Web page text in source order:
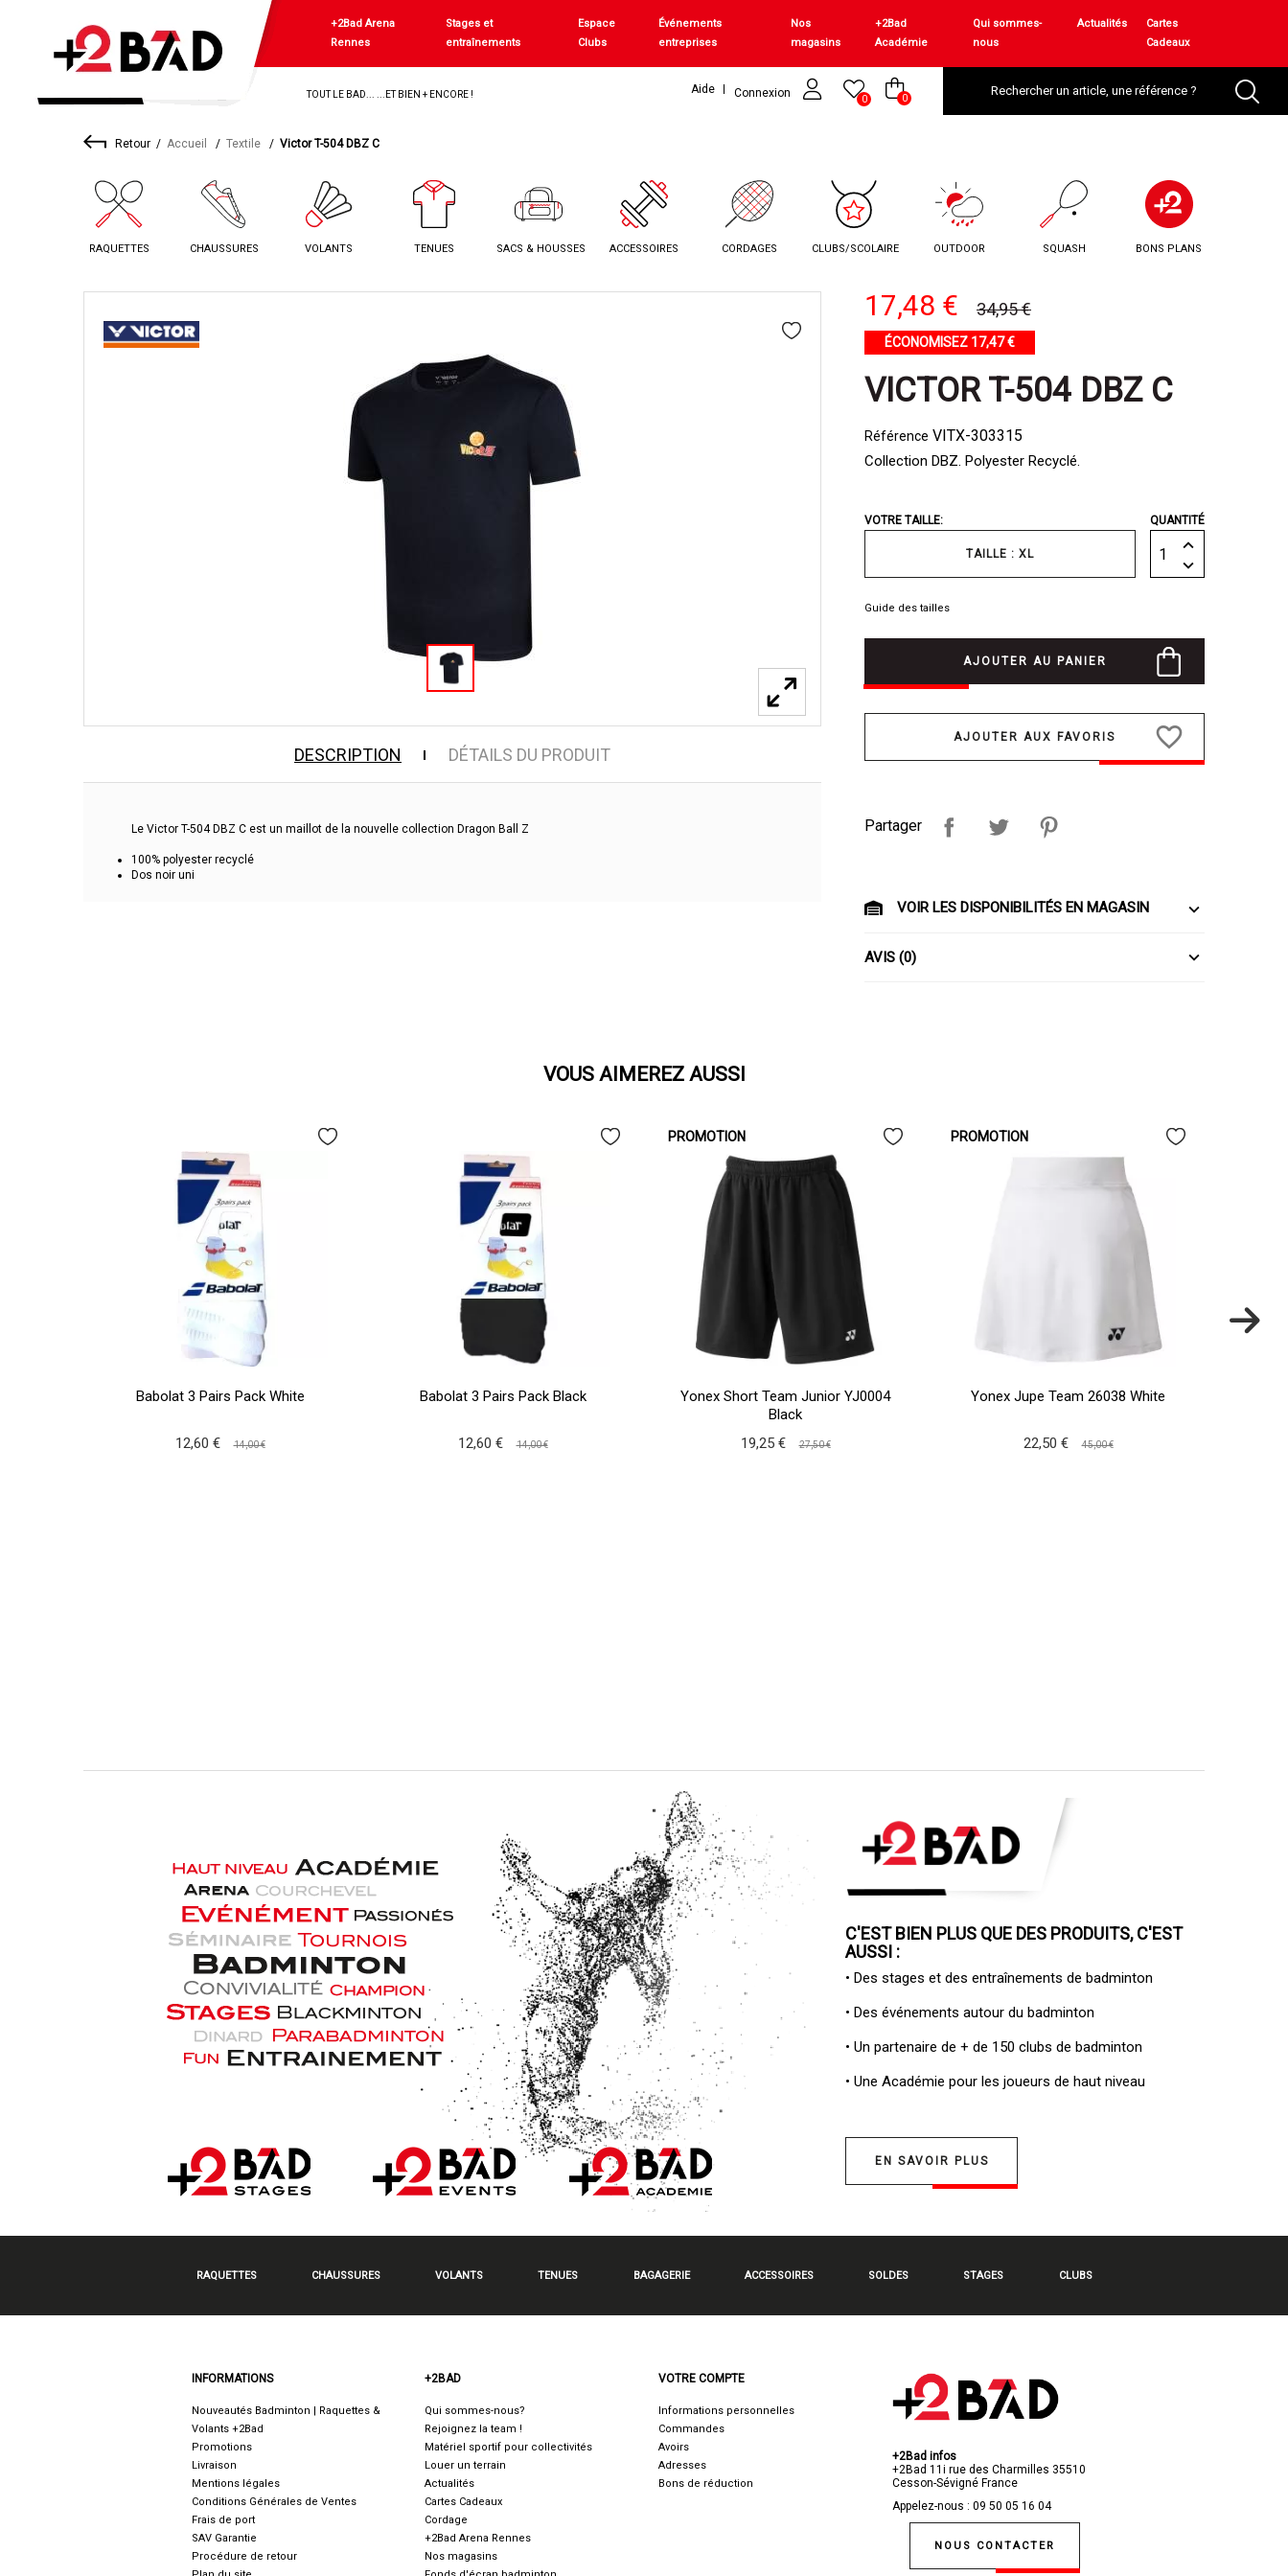
+2Bad Arena
Rennes
Stages et
entraînements
Espace
Clubs
Événements
entreprises
Nos
magasins
+2Bad
Académie
Qui sommes-
nous
Actualités
Cartes
Cadeaux
TOUT LE BAD... ...ET BIEN + ENCORE ! Aide Connexion 0 0
Retour Accueil Textile Victor T-504 DBZ C
RAQUETTES CHAUSSURES VOLANTS TENUES SACS & HOUSSES ACCESSOIRES CORDAGES CLUBS/SCOLAIRE OUTDOOR SQUASH BONS PLANS
DESCRIPTION DÉTAILS DU PRODUIT
Le Victor T-504 DBZ C est un maillot de la nouvelle collection Dragon Ball Z
100% polyester recyclé
Dos noir uni
17,48 € 34,95 €
ÉCONOMISEZ 17,47 €
VICTOR T-504 DBZ C
Référence VITX-303315
Collection DBZ. Polyester Recyclé.
VOTRE TAILLE:
TAILLE : XL
QUANTITÉ
Guide des tailles
AJOUTER AU PANIER
favorite_border
Partager
VOIR LES DISPONIBILITÉS EN MAGASIN
AVIS (0)
VOUS AIMEREZ AUSSI
Babolat 3 Pairs Pack White
12,60 € 14,00 €
Babolat 3 Pairs Pack Black
12,60 € 14,00 €
PROMOTION
Yonex Short Team Junior YJ0004
Black
19,25 €
27,50 €
PROMOTION
Yonex Jupe Team 26038 White
22,50 € 45,00 €
C'EST BIEN PLUS QUE DES PRODUITS, C'EST
AUSSI :
• Des stages et des entraînements de badminton
• Des événements autour du badminton
• Un partenaire de + de 150 clubs de badminton
• Une Académie pour les joueurs de haut niveau
EN SAVOIR PLUS
RAQUETTES CHAUSSURES VOLANTS TENUES BAGAGERIE ACCESSOIRES SOLDES STAGES CLUBS
INFORMATIONS
Nouveautés Badminton | Raquettes &
Volants +2Bad
Promotions
Livraison
Mentions légales
Conditions Générales de Ventes
Frais de port
SAV Garantie
Procédure de retour
+2BAD
Qui sommes-nous?
Rejoignez la team !
Matériel sportif pour collectivités
Louer un terrain
Actualités
Cartes Cadeaux
Cordage
+2Bad Arena Rennes
Nos magasins
VOTRE COMPTE
Informations personnelles
Commandes
Avoirs
Adresses
Bons de réduction
+2Bad infos
+2Bad 11i rue des Charmilles 35510
Cesson-Sévigné France
Appelez-nous : 09 50 05 16 04
NOUS CONTACTER